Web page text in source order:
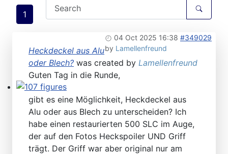
107 figures
1
04 Oct 2025 16:38 #349029
by Lamellenfreund
Heckdeckel aus Alu
oder Blech? was created by Lamellenfreund
Guten Tag in die Runde,
gibt es eine Möglichkeit, Heckdeckel aus
Alu oder aus Blech zu unterscheiden? Ich
habe einen restaurierten 500 SLC im Auge,
der auf den Fotos Heckspoiler UND Griff
trägt. Der Griff war aber original nur am